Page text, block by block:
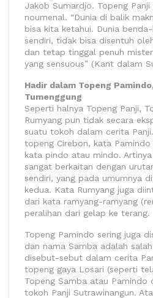
Jakob Sumardjo. Topeng
noumenal. “Dunia di balik
bisa kita ketahui. Dunia
sendiri, tidak bisa disentuh
dan tetap tinggal penuh
yang sensuous” (Kant dalam
Hadir dalam Topeng
Tumenggung
Seperti halnya Topeng Panji,
Rumyang pun tidak secara
suatu tokoh dalam cerita
topeng Cirebon, kata
kata pindo atau mindo.
sangat berkaitan dengan
sendiri, yang pada umumnya
kedua. Kata Rumyang juga
dari kata ramyang-ramyang
peralihan dari gelap ke terang.
Topeng Pamindo sering juga
dan nama Samba adalah
disebut-sebut dalam cerita
topeng gaya Losari (seperti
Topeng Samba atau Pamindo
tokoh Panji Sutrawinangun.